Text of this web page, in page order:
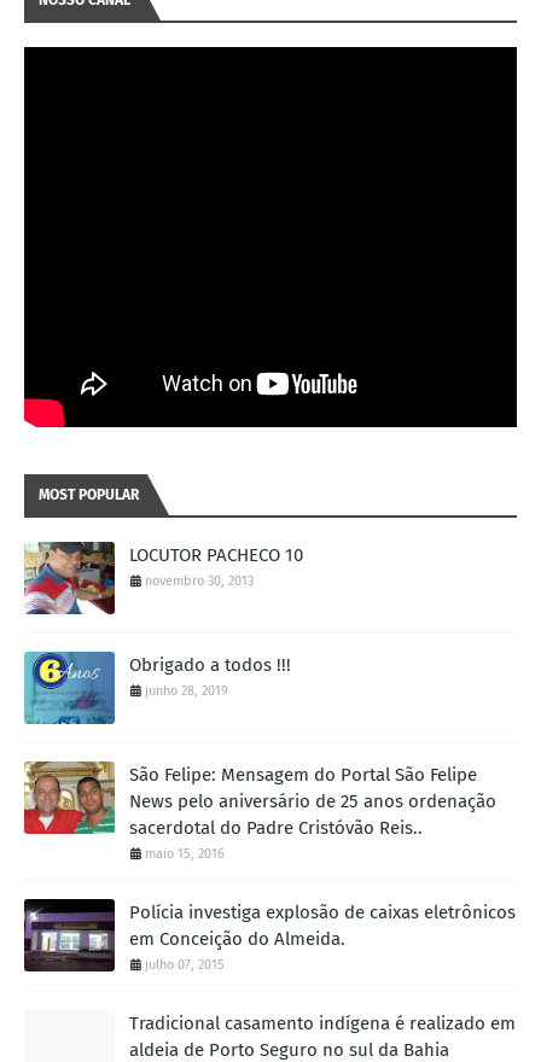
MOST POPULAR
LOCUTOR PACHECO 10
novembro 30, 2013
Obrigado a todos !!!
junho 28, 2019
São Felipe: Mensagem do Portal São Felipe
News pelo aniversário de 25 anos ordenação
sacerdotal do Padre Cristóvão Reis..
maio 15, 2016
Polícia investiga explosão de caixas eletrônicos
em Conceição do Almeida.
julho 07, 2015
Tradicional casamento indígena é realizado em
aldeia de Porto Seguro no sul da Bahia